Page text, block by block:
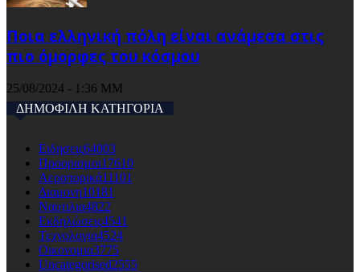
Ποια ελληνική πόλη είναι ανάμεσα στις
πιο όμορφες του κόσμου
25/08/2024 - 1:36 ΜΜ
ΔΗΜΟΦΙΛΗ ΚΑΤΗΓΟΡΙΑ
Ειδησεις64003
Προορισμοι17610
Αεροπορικά11101
Διαμονη10181
Ναυτιλια4822
Εκδηλώσεις4541
Τεχνολογια4524
Οικονομια3775
Uncategorised2555